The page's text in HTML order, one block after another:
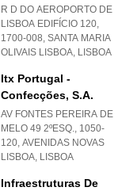
R D DO AEROPORTO DE
LISBOA EDIFÍCIO 120,
1700-008, SANTA MARIA
OLIVAIS LISBOA, LISBOA
Itx Portugal -
Confecções, S.a.
AV FONTES PEREIRA DE
MELO 49 2ºESQ., 1050-
120, AVENIDAS NOVAS
LISBOA, LISBOA
Infraestruturas De